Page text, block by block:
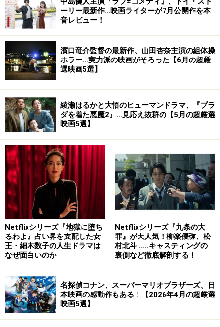
『アクメッド王子の冒険』
[THE ADVENTURE OF PRINCE ACHMED]
2005年11月12日[土]～12月16日[金] 東京都写真美術館ホールにて上映
製作：コメニウスフィルム 監督・影絵アニメーター：ロッテ・ラ
イニガー
日本語字幕：松岡葉子
1926年／ドイツ／1時間5分／アス
ミック・エース配給
公式サイト：http://www.reiniger-world.com/
※著作権は撮影者・南樹里及びオールアバウトに帰属します。
※記事・画像の使用は、版権を有する映画配給会社等の許諾を得て掲載しています。
※記事・画像の使用・転載は、営利・非営利を問わず禁止です。
ーリー最新作…映画ライターが7月公開作を本
音レビュー！
濱口竜介監督の最新作、山田杏奈主演の組体操
ホラー…実力派の映画がそろった【6月の超厳
選映画5選】
綾瀬はるかと大悟のヒューマンドラマ、『プラ
ダを着た悪魔2』…見応え抜群の【5月の超厳選
映画5選】
Netflixシリーズ『地獄に堕ち
るわよ』占い界を支配した女
王・細木数子の人生ドラマは
なぜ面白いのか
Netflixシリーズ『九条の大
罪』が大人気！柳楽優弥、松
村北斗……キャスティングの
裏側など徹底解剖する！
名探偵コナン、スーパーマリオブラザーズ、日
本映画の感動作もある！【2026年4月の超厳選
映画5選】